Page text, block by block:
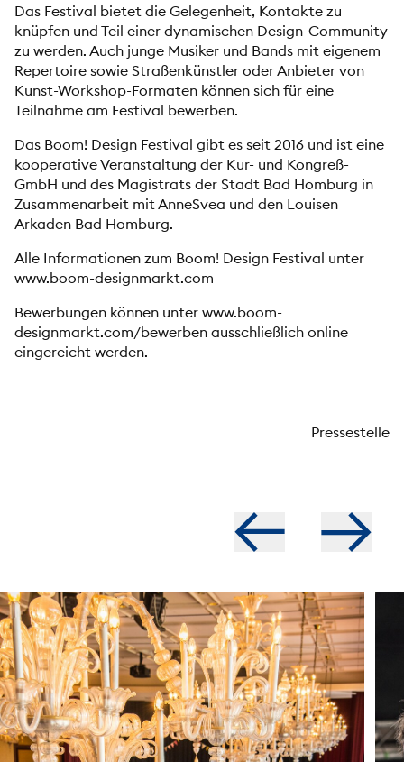
Das Festival bietet die Gelegenheit, Kontakte zu
knüpfen und Teil einer dynamischen Design-Community
zu werden. Auch junge Musiker und Bands mit eigenem
Repertoire sowie Straßenkünstler oder Anbieter von
Kunst-Workshop-Formaten können sich für eine
Teilnahme am Festival bewerben.
Das Boom! Design Festival gibt es seit 2016 und ist eine
kooperative Veranstaltung der Kur- und Kongreß-
GmbH und des Magistrats der Stadt Bad Homburg in
Zusammenarbeit mit AnneSvea und den Louisen
Arkaden Bad Homburg.
Alle Informationen zum Boom! Design Festival unter
www.boom-designmarkt.com
Bewerbungen können unter www.boom-
designmarkt.com/bewerben ausschließlich online
eingereicht werden.
Pressestelle